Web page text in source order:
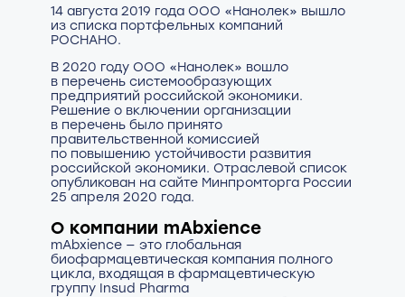
14 августа 2019 года ООО «Нанолек» вышло
из списка портфельных компаний
РОСНАНО.
В 2020 году ООО «Нанолек» вошло
в перечень системообразующих
предприятий российской экономики.
Решение о включении организации
в перечень было принято
правительственной комиссией
по повышению устойчивости развития
российской экономики. Отраслевой список
опубликован на сайте Минпромторга России
25 апреля 2020 года.
О компании mAbxience
mAbxience — это глобальная
биофармацевтическая компания полного
цикла, входящая в фармацевтическую
группу Insud Pharma